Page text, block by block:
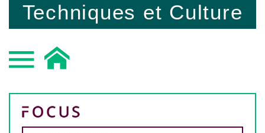
Techniques et Culture